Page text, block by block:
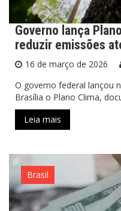
Governo lança
reduzir emissões
16 de março de 2026
O governo federal lançou
Brasília o Plano Clima,
Leia mais
Brasil